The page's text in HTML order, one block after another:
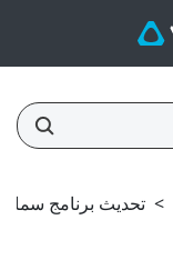
> تحديث برنامج